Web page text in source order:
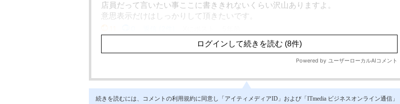
続きを読むには、コメントの利用規約に同意し「アイティメディアID」および「ITmedia ビジネスオンライン通信」